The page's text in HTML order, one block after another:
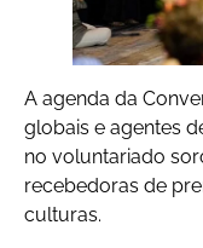
A agenda da
globais e agentes
no voluntariado
recebedoras de
culturas.